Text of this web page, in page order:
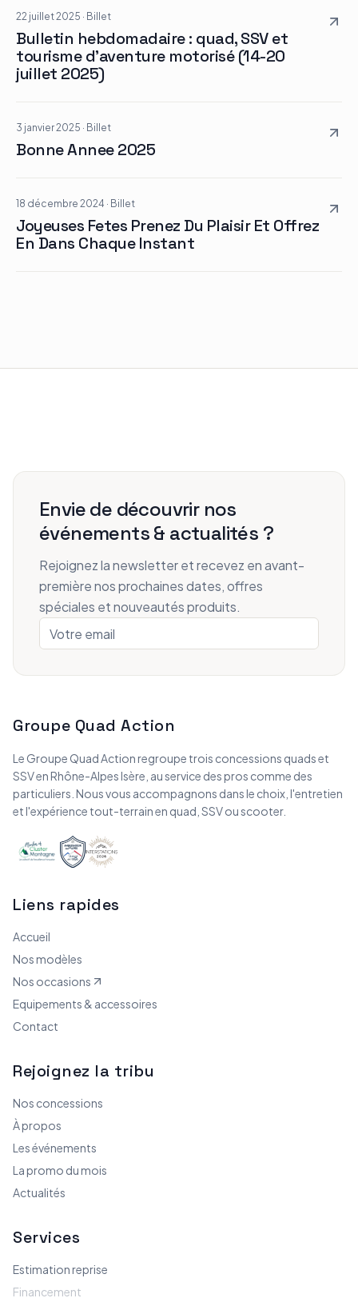
22 juillet 2025 · Billet
Bulletin hebdomadaire : quad, SSV et
tourisme d’aventure motorisé (14-20
juillet 2025)
3 janvier 2025 · Billet
Bonne Annee 2025
18 décembre 2024 · Billet
Joyeuses Fetes Prenez Du Plaisir Et Offrez
En Dans Chaque Instant
Envie de découvrir nos
événements & actualités ?
Rejoignez la newsletter et recevez en avant-
première nos prochaines dates, offres
spéciales et nouveautés produits.
Groupe Quad Action
Le Groupe Quad Action regroupe trois concessions quads et
SSV en Rhône-Alpes Isère, au service des pros comme des
particuliers. Nous vous accompagnons dans le choix, l'entretien
et l'expérience tout-terrain en quad, SSV ou scooter.
Liens rapides
Accueil
Nos modèles
Nos occasions
Equipements & accessoires
Contact
Rejoignez la tribu
Nos concessions
À propos
Les événements
La promo du mois
Actualités
Services
Estimation reprise
Financement